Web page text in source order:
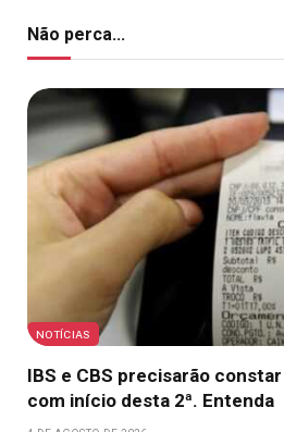
Não perca...
NOTÍCIAS
IBS e CBS precisarão
com início desta 2ª. Entenda